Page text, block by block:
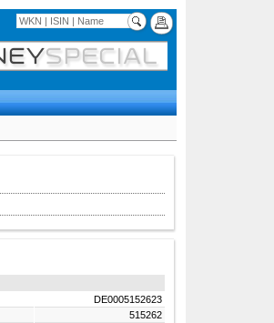
DE0005152623
515262